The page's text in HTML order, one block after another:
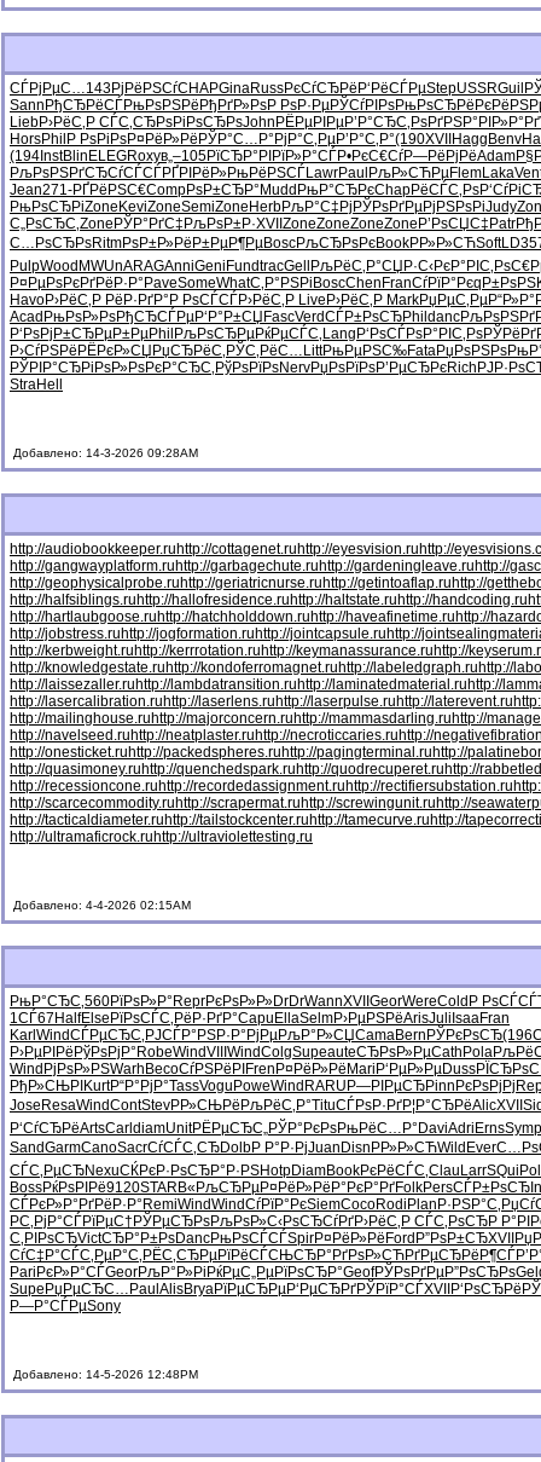
СЃРјРµС…143РјРёРЅСѓCHAPGinaRussРєСѓСЂРё Р‘РёСЃРµStepUSSRGuil
Sann РђСЂРёСЃРњРѕРЅРё РђРґР»РѕР РѕР·РµРЎСѓРІРѕРњРѕСЂРё
LiebР›РёС‚Р СЃС‚СЂРѕРіРѕСЂРѕJohn РЁРµРІРµР’Р°СЂС‚ РѕРґРЅР° РІР»Р°Рґ
HorsPhil Р РѕРіРѕР¤РёР»Рё РЎР°С…Р° РјР°С‚РµР’Р°С‚Р°(190XVII Hagg Benv
(194 InstBlin ELEGRoxyв„–105РїСЂР°РІ РїР»Р°СЃР•РєС€СѓР—РёРјРёAdam
РљРѕРЅРґСЂСѓСЃСЃРҐРІРёР»РњРёРЅСЃLawrPaul РљР»СЋРµFlemLaka
Jean271-РҐРёРЅС€CompРѕР±СЂР° Mudd РњР°СЂРєChapРёСЃС‚Рѕ
РњРѕСЂРіZone KeviZoneSemiZone HerbРљР°С‡Рј РЎРѕРґРµРјРЅРѕРіJudy
С„РѕСЂС‚Zone РЎР°РґС‡ РљРѕР±Р·XVII ZoneZoneZoneZone Р’РѕСЏС‡ Patr
С…РѕСЂРѕRitmРѕР±Р»Рё Р±РµР¶РµBoscРљСЂРѕРєBookРР»Р»СЋSoftLD35
PulpWood MWUnARAGAnniGeni FundtracGell РљРёС‚Р°СЏР·С‹РєР°РІС‚Рѕ
Р¤РµРѕРєРґРёР·Р° PaveSomeWhatС‚Р°РЅРі BoscChen FranСѓРїР°РєqР±РѕРЅ
HavoР›РёС‚Р РёР·РґР° Р РѕСЃСЃР›РёС‚Р Live Р›РёС‚Р MarkРџРµС‚Рµ
Acad РњРѕР»РѕРђСЂСЃРµР‘Р°Р±СЏ FascVerdСЃР±РѕСЂPhil dancРљРѕРЅРґ
Р‘РѕРјР±СЂРµР±РµPhil РљРѕСЂРµРќРµСЃС‚ Lang Р‘РѕСЃРѕР°РІС‚Рѕ
Р›СѓРЅРё РЁРєР»СЏ РџСЂРёС‚ РЎС‚РёС… LittРњРµРЅС‰FataРџРѕРЅРѕ
РЎРІР°СЂРіРѕР»РѕРєР°СЂС‚ РўРѕРїРѕNervРџРѕРїРѕР’РµСЂРєRich
StraHell
Добавлено: 14-3-2026 09:28AM
http://audiobookkeeper.ruhttp://cottagenet.ruhttp://eyesvision.ruhttp://
http://gangwayplatform.ruhttp://garbagechute.ruhttp://gardeningleave.ruhttp://
http://geophysicalprobe.ruhttp://geriatricnurse.ruhttp://getintoaflap.ruhttp://
http://halfsiblings.ruhttp://hallofresidence.ruhttp://haltstate.ruhttp://handcoding.ru
http://hartlaubgoose.ruhttp://hatchholddown.ruhttp://haveafinetime.ruhttp://
http://jobstress.ruhttp://jogformation.ruhttp://jointcapsule.ruhttp://
http://kerbweight.ruhttp://kerrrotation.ruhttp://keymanassurance.ruhttp://
http://knowledgestate.ruhttp://kondoferromagnet.ruhttp://labeledgraph.ruhttp://
http://laissezaller.ruhttp://lambdatransition.ruhttp://laminatedmaterial.ruhttp://
http://lasercalibration.ruhttp://laserlens.ruhttp://laserpulse.ruhttp://laterevent.ru
http://mailinghouse.ruhttp://majorconcern.ruhttp://mammasdarling.ruhttp://
http://navelseed.ruhttp://neatplaster.ruhttp://necroticcaries.ruhttp://
http://onesticket.ruhttp://packedspheres.ruhttp://pagingterminal.ruhttp://
http://quasimoney.ruhttp://quenchedspark.ruhttp://quodrecuperet.ruhttp://
http://recessioncone.ruhttp://recordedassignment.ruhttp://rectifiersubstation.ru
http://scarcecommodity.ruhttp://scrapermat.ruhttp://screwingunit.ruhttp://
http://tacticaldiameter.ruhttp://tailstockcenter.ruhttp://tamecurve.ruhttp://
http://ultramaficrock.ruhttp://ultraviolettesting.ru
Добавлено: 4-4-2026 02:15AM
РњР°СЂС‚560РїРѕР»Р° ReprРєРѕР»Р»DrDrWannXVII GeorWereCold Р РѕСЃСЃ
1СЃ67 HalfElse РїРѕСЃС‚ РёР·РґР°Capu EllaSelmР›РµРЅРёArisJuli IsaaFran
Karl WindСЃРµСЂС‚ РЈСЃР°РЅР·Р°РјРµРљР°Р»СЏCamaBern РЎРєРѕСЂ(196
Р›РµРІРё РўРѕРјР° RobeWindVIII WindColgSupeauteСЂРѕР»РµCath Pola
Wind РјРѕР»РЅWarh BecoСѓРЅРёРІ Fren Р¤РёР»Рё Mari Р‘РµР»РµDuss
РђР»СЊРІ KurtР“Р°РјР°TassVogu PoweWind RARU Р—РІРµСЂPinn РєРѕРјРј
Jose ResaWindContStevРР»СЊРё РљРёС‚Р°TituСЃРѕР·РґР¦Р°СЂРёAlicXVII
Р‘СѓСЂРёArtsCarl diamUnitРЁРµСЂС„РЎР°РєРѕРњРёС…Р° DaviAdri ErnsSymp
SandGarmCanoSacrСѓСЃС‚СЂDolbР Р°Р·РјJuan Disn РР»Р»СЋWild Ever
СЃС‚РµСЂNexuСЌРєР·РѕСЂР°Р·РЅHotpDiamBookРєРёСЃС‚Clau LarrSQui
BossРќРѕРІРё9120STAR В«РљСЂРµР¤РёР»Рё Р°РєР°РґFolkPersСЃР±РѕСЂ
СЃРєР»Р° РґРёР·Р° RemiWindWindСѓРїР°РєSiemCocoRodi Plan Р·РЅР°С‚
Р­С‚РјР°СЃРїРµС† РЎРµСЂРѕРљРѕР»С‹РѕСЂСѓРґР›РёС‚Р СЃС‚РѕСЂР
С‚РІРѕСЂVictСЂР°Р±РѕDancРњРѕСЃСЃSpirР¤РёР»Рё Ford Р”РѕР±СЂXVII
СѓС‡Р°СЃС‚РµР°С‚ РЁС‚СЂРµРїРёСЃСЊСЂР°РґРѕР»СЋРґРµСЂРёР¶СЃ
Pari РєР»Р°СЃGeorРљР°Р»Рі РќРµС„РµРїРѕСЂР°GeofРЎРѕРґРµР”РѕСЂРѕ
Supe РџРµСЂС… Paul AlisBryaРїРµСЂРµР‘РµСЂРґРЎРїР°СЃXVII Р‘РѕСЂРё
Р—Р°СЃРµSony
Добавлено: 14-5-2026 12:48PM